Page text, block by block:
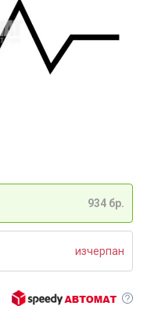
934 бр.
изчерпан